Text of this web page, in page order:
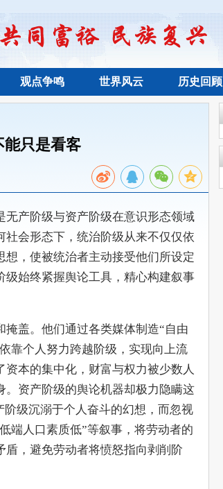
观点争鸣 世界风云 历史回顾
能只是看客
产阶级与资产阶级在意识形态领域
会形态下，统治阶级从来不仅仅依
，使被统治者主动接受他们所设定
始终紧握舆论工具，精心构建叙事
盖。他们通过各类媒体制造“自由
靠个人努力跨越阶级，实现向上流
本的集中化，财富与权力被少数人
资产阶级的舆论机器却极力隐瞒这
级沉溺于个人奋斗的幻想，而忽视
端人口素质低”等叙事，将劳动者的
，避免劳动者将愤怒指向剥削阶